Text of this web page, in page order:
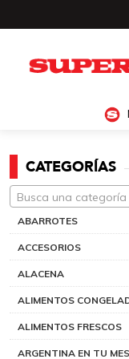
CATEGORÍAS
Busca una categoría
ABARROTES
ACCESORIOS
ALACENA
ALIMENTOS
ALIMENTOS FRESCOS
ARGENTINA EN TU